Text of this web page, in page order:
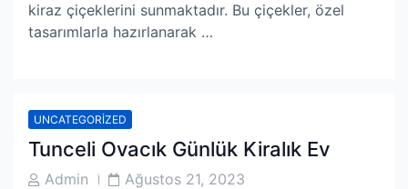
kiraz çiçeklerini sunmaktadır. Bu çiçekler, özel
tasarımlarla hazırlanarak …
UNCATEGORIZED
Tunceli Ovacık Günlük Kiralık Ev
PostAdmin
PostAğustos 21, 2023